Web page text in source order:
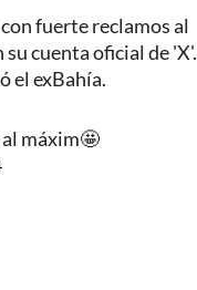
fuerte reclamos al
cuenta oficial de 'X'.
el exBahía.
máxim🤩